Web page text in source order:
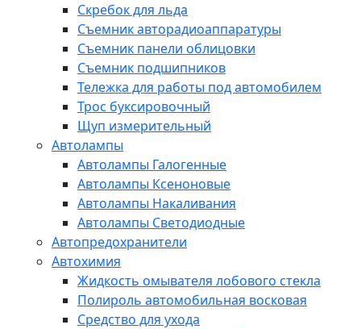
Скребок для льда
Съемник авторадиоаппаратуры
Съемник панели облицовки
Съемник подшипников
Тележка для работы под автомобилем
Трос буксировочный
Щуп измерительный
Автолампы
Автолампы Галогенные
Автолампы Ксеноновые
Автолампы Накаливания
Автолампы Светодиодные
Автопредохранители
Автохимия
Жидкость омывателя лобового стекла
Полироль автомобильная восковая
Средство для ухода